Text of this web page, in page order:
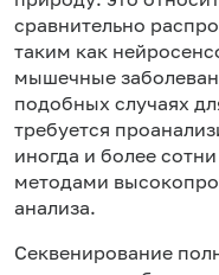
сравнительно
таким как
мышечные
подобных случаях
требуется
иногда и более
методами
анализа.
Секвенирование